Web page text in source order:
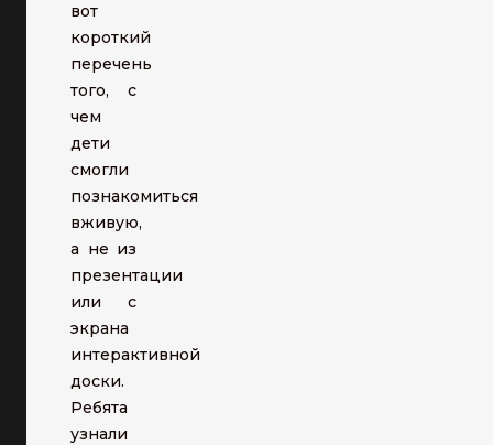
вот
короткий
перечень
того, с
чем
дети
смогли
познакомиться
вживую,
а не из
презентации
или с
экрана
интерактивной
доски.
Ребята
узнали